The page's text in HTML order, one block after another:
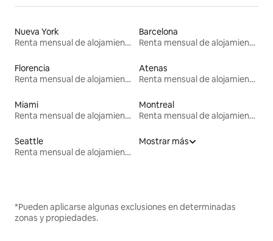
Nueva York
Renta mensual de alojamientos
Barcelona
Renta mensual de alojamientos
Florencia
Renta mensual de alojamientos
Atenas
Renta mensual de alojamientos
Miami
Renta mensual de alojamientos
Montreal
Renta mensual de alojamientos
Seattle
Renta mensual de alojamientos
Mostrar más
*Pueden aplicarse algunas exclusiones en determinadas
zonas y propiedades.